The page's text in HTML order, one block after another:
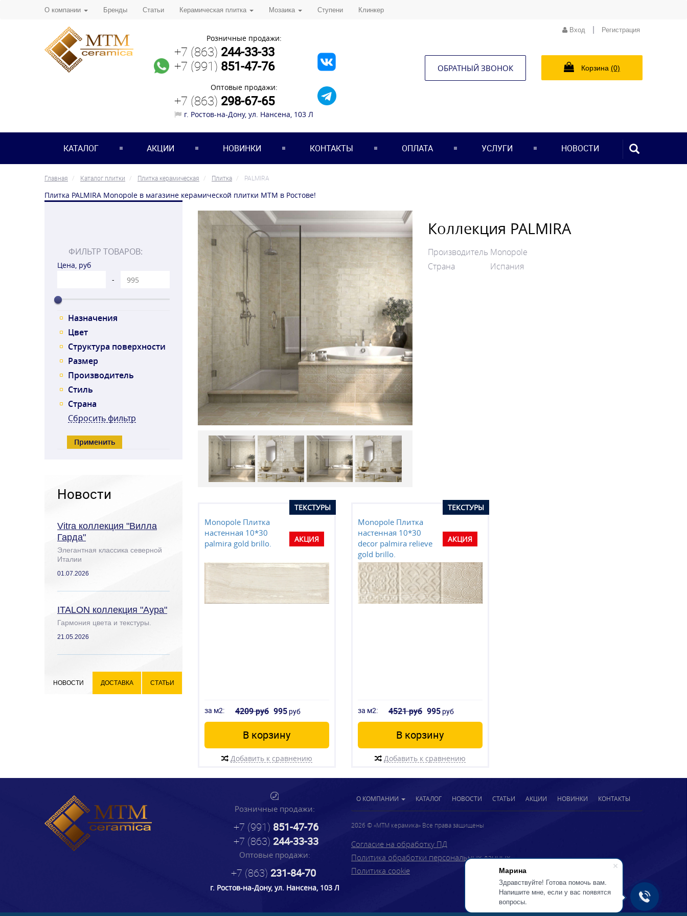
Марина
Здравствуйте! Готова помочь вам.
Напишите мне, если у вас появятся
вопросы.
О компании Бренды Статьи Керамическая плитка Мозаика Ступени Клинкер
Вход Регистрация
Розничные продажи:
+7 (863) 244-33-33
+7 (991) 851-47-76
Оптовые продажи:
+7 (863) 298-67-65
г. Ростов-на-Дону, ул. Нансена, 103 Л
ОБРАТНЫЙ ЗВОНОК Корзина (0)
КАТАЛОГ АКЦИИ НОВИНКИ КОНТАКТЫ ОПЛАТА УСЛУГИ НОВОСТИ
Главная Каталог плитки Плитка керамическая Плитка PALMIRA
Плитка PALMIRA Monopole в магазине керамической плитки МТМ в Ростове!
ФИЛЬТР ТОВАРОВ:
Цена, руб
-
Назначения
Цвет
Структура поверхности
Размер
Производитель
Стиль
Страна
Сбросить фильтр
Новости
Vitra коллекция "Вилла
Гарда"
Элегантная классика северной
Италии
01.07.2026
ITALON коллекция "Аура"
Гармония цвета и текстуры.
21.05.2026
НОВОСТИ ДОСТАВКА СТАТЬИ
Коллекция PALMIRA
Производитель Monopole
Страна
Испания
ТЕКСТУРЫ
АКЦИЯ
Monopole Плитка
настенная 10*30
palmira gold brillo.
за м2: 4209 руб 995 руб
В корзину
Добавить к сравнению
ТЕКСТУРЫ
АКЦИЯ
Monopole Плитка
настенная 10*30
decor palmira relieve
gold brillo.
за м2: 4521 руб 995руб
В корзину
Добавить к сравнению
Розничные продажи:
+7 (991) 851-47-76
+7 (863) 244-33-33
Оптовые продажи:
+7 (863) 231-84-70
г. Ростов-на-Дону, ул. Нансена, 103 Л
О КОМПАНИИ КАТАЛОГ НОВОСТИ СТАТЬИ АКЦИИ НОВИНКИ КОНТАКТЫ
2026 © «МТМ керамика» Все права защищены
Согласие на обработку ПД
Политика обработки персональных данных
Политика cookie